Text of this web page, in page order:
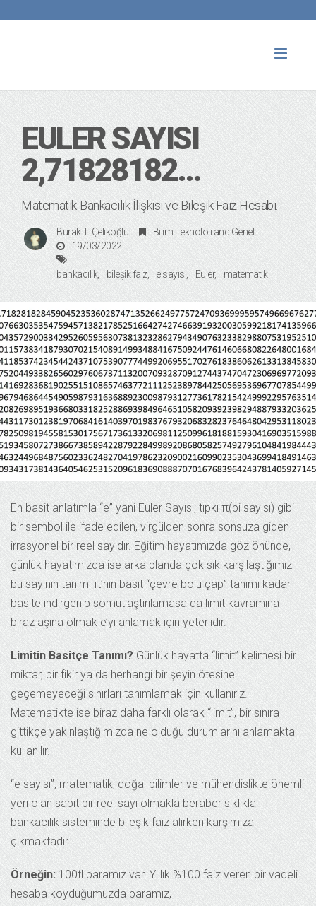
EULER SAYISI
2,71828182…
Matematik-Bankacılık İlişkisi ve Bileşik Faiz Hesabı.
Burak T. Çelikoğlu Bilim Teknoloji and Genel
19/03/2022
bankacılık bileşik faiz e sayısı Euler matematik
En basit anlatımla “e” yani Euler Sayısı; tıpkı π(pi sayısı) gibi
bir sembol ile ifade edilen, virgülden sonra sonsuza giden
irrasyonel bir reel sayıdır. Eğitim hayatımızda göz önünde,
günlük hayatımızda ise arka planda çok sık karşılaştığımız
bu sayının tanımı π’nin basit “çevre bölü çap” tanımı kadar
basite indirgenip somutlaştırılamasa da limit kavramına
biraz aşina olmak e’yi anlamak için yeterlidir.
Limitin Basitçe Tanımı? Günlük hayatta “limit” kelimesi bir
miktar, bir fikir ya da herhangi bir şeyin ötesine
geçemeyeceği sınırları tanımlamak için kullanırız.
Matematikte ise biraz daha farklı olarak “limit”, bir sınıra
gittikçe yakınlaştığımızda ne olduğu durumlarını anlamakta
kullanılır.
“e sayısı”, matematik, doğal bilimler ve mühendislikte önemli
yeri olan sabit bir reel sayı olmakla beraber sıklıkla
bankacılık sisteminde bileşik faiz alırken karşımıza
çıkmaktadır.
Örneğin: 100tl paramız var. Yıllık %100 faiz veren bir vadeli
hesaba koyduğumuzda paramız,